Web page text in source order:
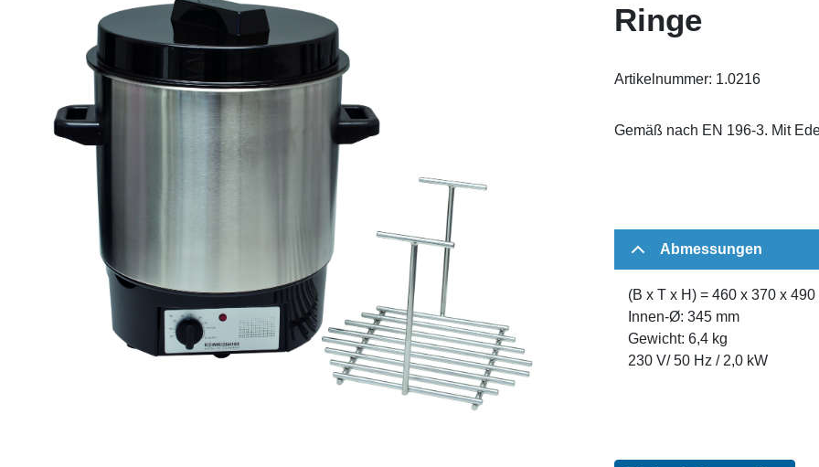
Ringe
Artikelnummer: 1.0216
Gemäß nach EN 196-3. Mit
Abmessungen
(B x T x H) = 460 x 370 x 490
Innen-Ø: 345 mm
Gewicht: 6,4 kg
230 V/ 50 Hz / 2,0 kW